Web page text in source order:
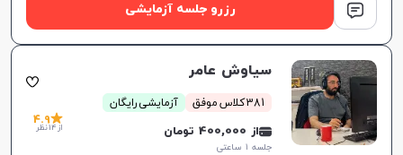
رزرو جلسه آزمایشی
سیاوش عامر
381 کلاس موفق آزمایشی رایگان
از 400,000 تومان
جلسه ۱ ساعتی
4.9
از 14 نظر